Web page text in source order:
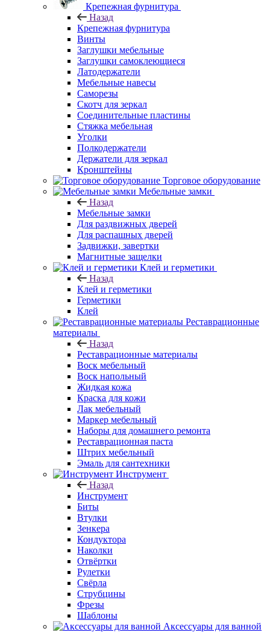
Крепежная фурнитура
Назад
Крепежная фурнитура
Винты
Заглушки мебельные
Заглушки самоклеющиеся
Латодержатели
Мебельные навесы
Саморезы
Скотч для зеркал
Соединительные пластины
Стяжка мебельная
Уголки
Полкодержатели
Держатели для зеркал
Кронштейны
Торговое оборудование
Мебельные замки
Назад
Мебельные замки
Для раздвижных дверей
Для распашных дверей
Задвижки, завертки
Магнитные защелки
Клей и герметики
Назад
Клей и герметики
Герметики
Клей
Реставрационные
материалы
Назад
Реставрационные материалы
Воск мебельный
Воск напольный
Жидкая кожа
Краска для кожи
Лак мебельный
Маркер мебельный
Наборы для домашнего ремонта
Реставрационная паста
Штрих мебельный
Эмаль для сантехники
Инструмент
Назад
Инструмент
Биты
Втулки
Зенкера
Кондуктора
Наколки
Отвёртки
Рулетки
Свёрла
Струбцины
Фрезы
Шаблоны
Аксессуары для ванной